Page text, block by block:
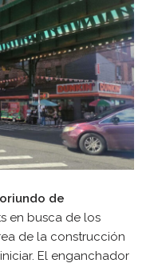
de
en busca de los
de la construcción
El enganchador